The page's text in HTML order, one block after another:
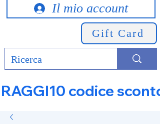
Il mio account
Gift Card
RAGGI10 codice